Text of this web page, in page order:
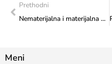
Prethodni
Nematerijalna i materijalna kulturna baština
Meni